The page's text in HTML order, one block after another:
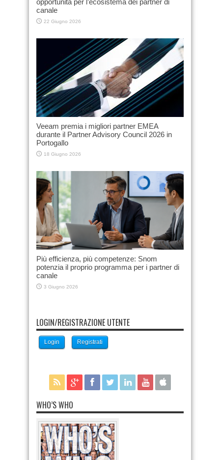
canale
22 Giugno 2026
Veeam premia i migliori partner EMEA
durante il Partner Advisory Council 2026 in
Portogallo
18 Giugno 2026
Più efficienza, più competenze: Snom
potenzia il proprio programma per i partner di
canale
3 Giugno 2026
LOGIN/REGISTRAZIONE UTENTE
Login Registrati
WHO’S WHO